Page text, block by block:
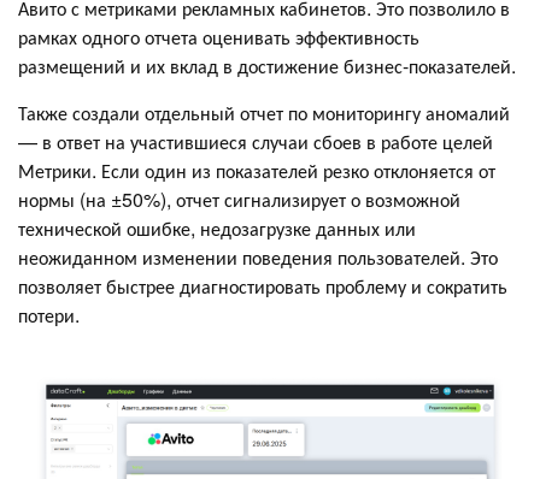
Авито с метриками рекламных кабинетов. Это позволило в
рамках одного отчета оценивать эффективность
размещений и их вклад в достижение бизнес-показателей.
Также создали отдельный отчет по мониторингу аномалий
— в ответ на участившиеся случаи сбоев в работе целей
Метрики. Если один из показателей резко отклоняется от
нормы (на ±50%), отчет сигнализирует о возможной
технической ошибке, недозагрузке данных или
неожиданном изменении поведения пользователей. Это
позволяет быстрее диагностировать проблему и сократить
потери.